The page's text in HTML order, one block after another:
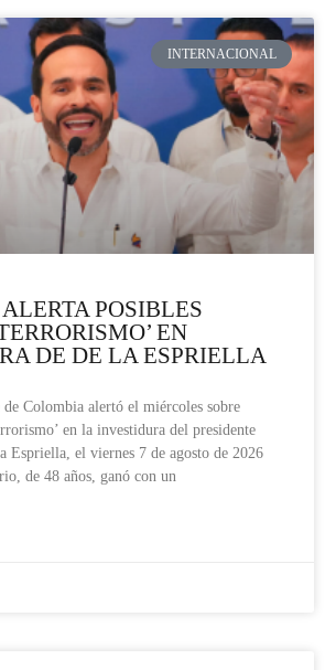
INTERNACIONAL
POSIBLES
EN
DE DE LA ESPRIELLA
Colombia alertó el miércoles sobre
en la investidura del presidente
Espriella, el viernes 7 de agosto de 2026
de 48 años, ganó con un